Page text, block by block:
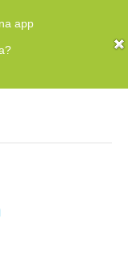
app